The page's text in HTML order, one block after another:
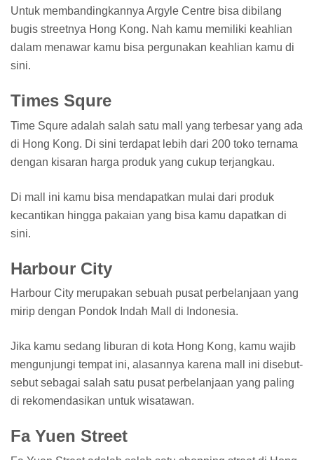
Untuk membandingkannya Argyle Centre bisa dibilang
bugis streetnya Hong Kong. Nah kamu memiliki keahlian
dalam menawar kamu bisa pergunakan keahlian kamu di
sini.
Times Squre
Time Squre adalah salah satu mall yang terbesar yang ada
di Hong Kong. Di sini terdapat lebih dari 200 toko ternama
dengan kisaran harga produk yang cukup terjangkau.
Di mall ini kamu bisa mendapatkan mulai dari produk
kecantikan hingga pakaian yang bisa kamu dapatkan di
sini.
Harbour City
Harbour City merupakan sebuah pusat perbelanjaan yang
mirip dengan Pondok Indah Mall di Indonesia.
Jika kamu sedang liburan di kota Hong Kong, kamu wajib
mengunjungi tempat ini, alasannya karena mall ini disebut-
sebut sebagai salah satu pusat perbelanjaan yang paling
di rekomendasikan untuk wisatawan.
Fa Yuen Street